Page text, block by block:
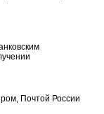
Почтой России